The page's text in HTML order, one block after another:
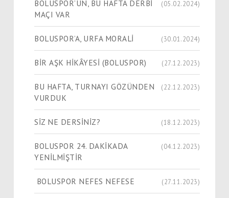
BOLUSPOR’UN, BU HAFTA DERBİ
MAÇI VAR
(05.02.2024)
BOLUSPOR’A, URFA MORALİ (30.01.2024)
​​​​​​​BİR AŞK HİKÂYESİ (BOLUSPOR) (27.12.2023)
BU HAFTA, TURNAYI GÖZÜNDEN
VURDUK
(22.12.2023)
SİZ NE DERSİNİZ? (18.12.2023)
BOLUSPOR 24. DAKİKADA
YENİLMİŞTİR
(04.12.2023)
BOLUSPOR NEFES NEFESE (27.11.2023)